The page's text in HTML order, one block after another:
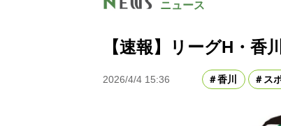
ニュース
【速報】リーグH・
2026/4/4 15:36 香川 ス